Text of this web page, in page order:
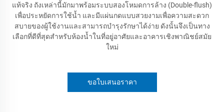
แท้จริง ถังเหล่านี้มักมาพร้อมระบบสองโหมดการล้าง (Double-flush)
เพื่อประหยัดการใช้น้ำ และมีแผ่นกดแบบสวยงามเพื่อความสะดวก
สบายของผู้ใช้งานและสามารถบำรุงรักษาได้ง่าย ดังนั้นจึงเป็นทาง
เลือกที่ดีที่สุดสำหรับห้องน้ำในที่อยู่อาศัยและอาคารเชิงพาณิชย์สมัย
ใหม่
ขอใบเสนอราคา